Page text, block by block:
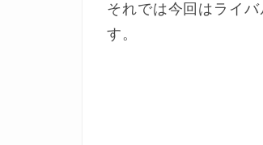
それでは今回はライ
す。